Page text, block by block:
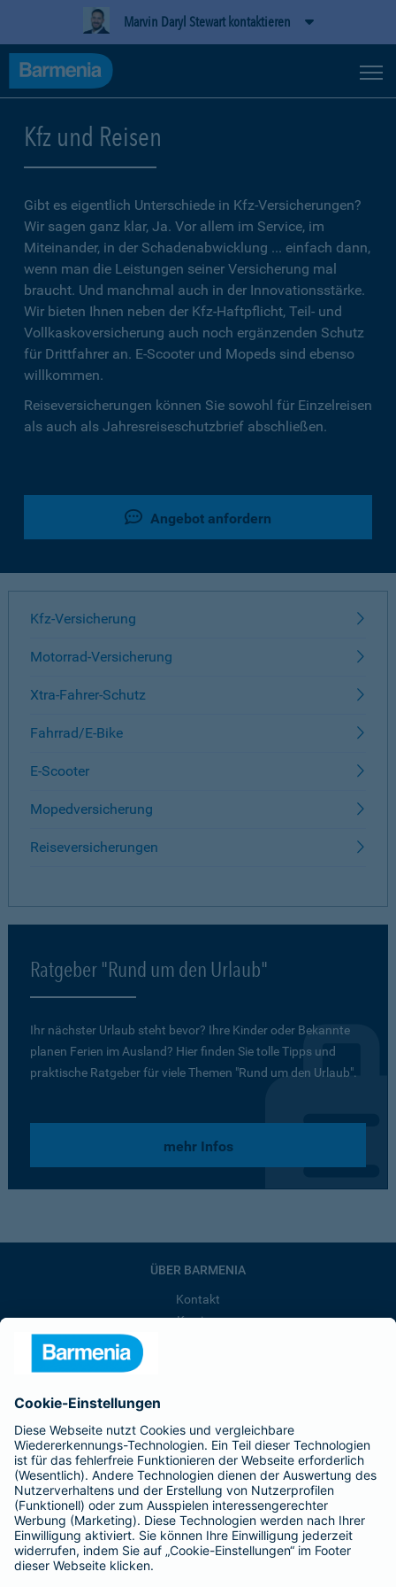
Marvin Daryl Stewart kontaktieren
Kfz und Reisen
Gibt es eigentlich Unterschiede in Kfz-Versicherungen?
Wir sagen ganz klar, Ja. Vor allem im Service, im
Miteinander, in der Schadenabwicklung ... einfach dann,
wenn man die Leistungen seiner Versicherung mal
braucht. Und manchmal auch in der Innovationsstärke.
Wir bieten Ihnen neben der Kfz-Haftpflicht, Teil- und
Vollkaskoversicherung auch noch ergänzenden Schutz
für Drittfahrer an. E-Scooter und Mopeds sind ebenso
willkommen.
Reiseversicherungen können Sie sowohl für Einzelreisen
als auch als Jahresreiseschutzbrief abschließen.
Angebot anfordern
Kfz-Versicherung
Motorrad-Versicherung
Xtra-Fahrer-Schutz
Fahrrad/E-Bike
E-Scooter
Mopedversicherung
Reiseversicherungen
Ratgeber "Rund um den Urlaub"
Ihr nächster Urlaub steht bevor? Ihre Kinder oder Bekannte
planen Ferien im Ausland? Hier finden Sie tolle Tipps und
praktische Ratgeber für viele Themen "Rund um den Urlaub".
mehr Infos
ÜBER BARMENIA
Kontakt
Karriere
Affiliate-Partner werden
Barmenia ist Teil der BarmeniaGothaer
BELIEBTE SEITEN
Kranken-Zusatzversicherung
Tierversicherungen
Haftpflichtversicherung
Hausratversicherung